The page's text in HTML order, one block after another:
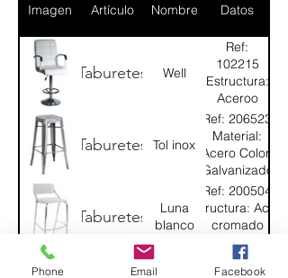
Imagen Artículo Nombre Datos
Taburetes Well
Ref:
102215
Estructura:
Aceroo
Asiento:
Poli piel
blanca
Taburetes Tol inox
Ref: 206523
Material:
Acero Color:
Galvanizado
Taburetes
Luna
blanco
Ref: 200504
Estructura: Acero
cromado
Asiento/respaldo:
Poli piel blanca
Ref:
Phone Email Facebook